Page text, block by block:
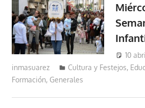
10
inmasuarez
Cultura y Festejos,
Formación, Generales